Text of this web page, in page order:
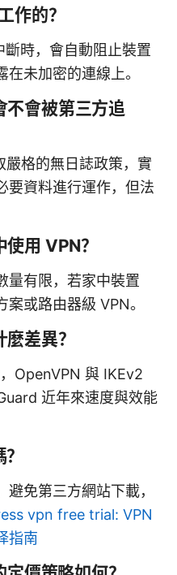
作的？
時，會自動阻止裝置
未加密的連線上。
不會被第三方追
格的無日誌政策，實
要資料進行運作，但法
用 VPN？
量有限，若家中裝置
或路由器級 VPN。
差異？
OpenVPN 與 IKEv2
近年來速度與效能
免第三方網站下載，
vpn free trial: VPN
指南